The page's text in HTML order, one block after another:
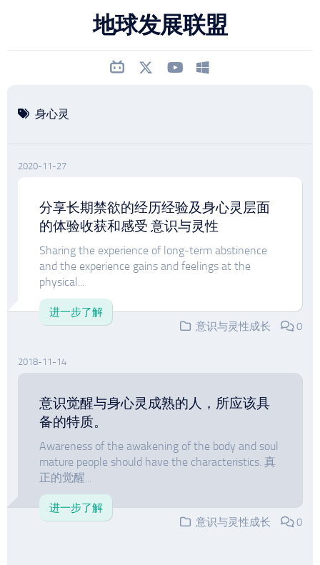
地球发展联盟
身心灵
2020-11-27
分享长期禁欲的经历经验及身心灵层面
的体验收获和感受 意识与灵性
Sharing the experience of long-term abstinence
and the experience gains and feelings at the
physical...
进一步了解
意识与灵性成长
0
2018-11-14
意识觉醒与身心灵成熟的人，所应该具
备的特质。
Awareness of the awakening of the body and soul
mature people should have the characteristics. 真
正的觉醒...
进一步了解
意识与灵性成长
0